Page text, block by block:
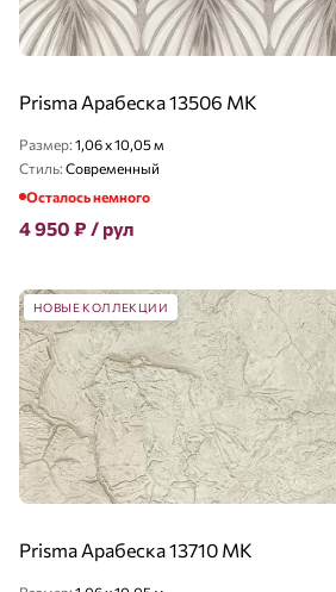
Prisma Арабеска 13506 MK
Размер: 1,06 x 10,05 м
Стиль: Современный
Осталось немного
4 950 ₽ / рул
НОВЫЕ КОЛЛЕКЦИИ
Prisma Арабеска 13710 MK